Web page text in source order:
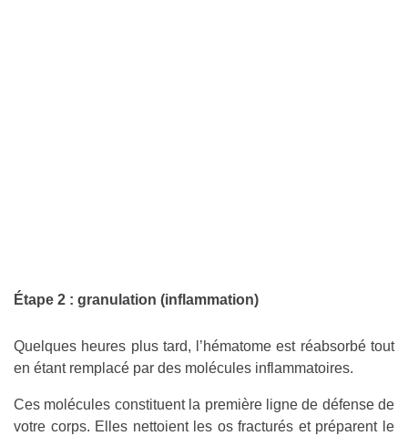
Étape 2 : granulation (inflammation)
Quelques heures plus tard, l’hématome est réabsorbé tout
en étant remplacé par des molécules inflammatoires.
Ces molécules constituent la première ligne de défense de
votre corps. Elles nettoient les os fracturés et préparent le